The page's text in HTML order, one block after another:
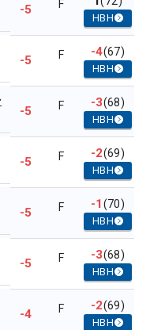
-5 F
HBH
-5 F -4(67)
HBH
-5 F -3(68)
HBH
-5 F -2(69)
HBH
-5 F -1(70)
HBH
-5 F -3(68)
HBH
-4 F -2(69)
HBH